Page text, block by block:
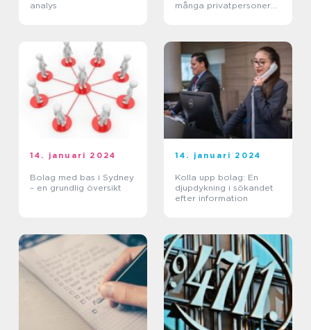
analys
många privatpersoner
14. januari 2024
Bolag med bas i Sydney
– en grundlig översikt
14. januari 2024
Kolla upp bolag: En
djupdykning i sökandet
efter information